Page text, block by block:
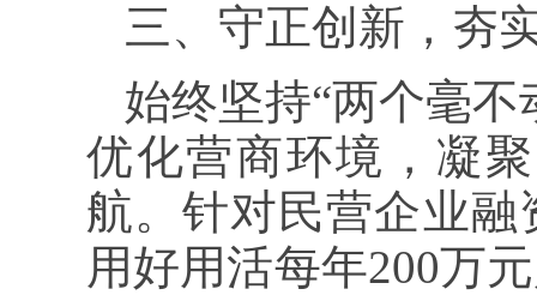
三、守正创新，夯
始终坚持“两个毫
优化营商环境，凝
航。针对民营企业
用好用活每年200万